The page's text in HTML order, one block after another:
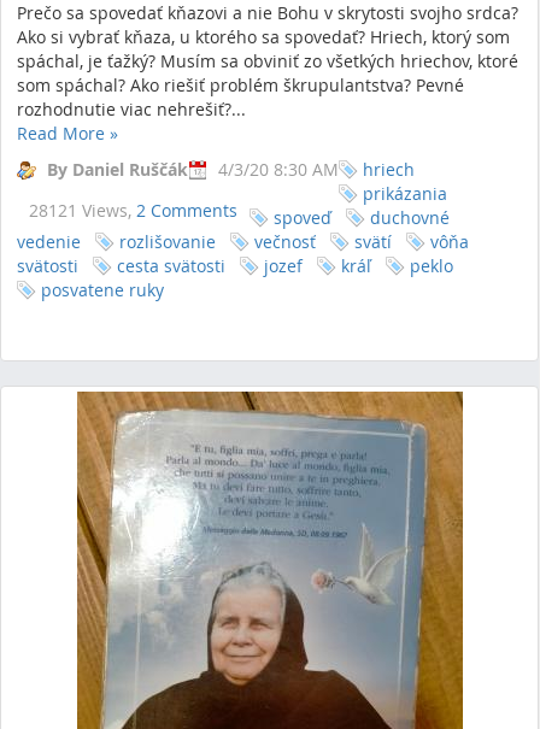
Prečo sa spovedať kňazovi a nie Bohu v skrytosti svojho srdca?
Ako si vybrať kňaza, u ktorého sa spovedať? Hriech, ktorý som
spáchal, je ťažký? Musím sa obviniť zo všetkých hriechov, ktoré
som spáchal? Ako riešiť problém škrupulantstva? Pevné
rozhodnutie viac nehrešiť?...
Read More »
By Daniel Ruščák
4/3/20 8:30 AM
28121 Views, 2 Comments
hriech
prikázania
spoveď
duchovné
vedenie
rozlišovanie večnosť svätí
vôňa
svätosti
cesta svätosti jozef kráľ
peklo
posvatene ruky